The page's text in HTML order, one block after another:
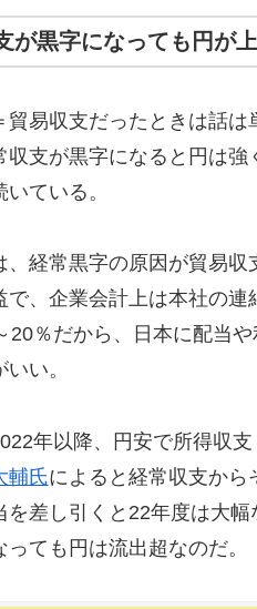
が黒字になっても円が
貿易収支だったときは話
収支が黒字になると円は
ている。
、経常黒字の原因が貿易収
で、企業会計上は本社の
20％だから、日本に配当
い。
年以降、円安で所得収
輔氏によると経常収支か
を差し引くと22年度は大幅
っても円は流出超なのだ。